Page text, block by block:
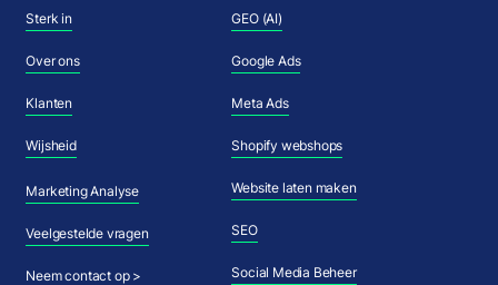
Sterk in
Over ons
Klanten
Wijsheid
Marketing Analyse
Veelgestelde vragen
Neem contact op >
GEO (AI)
Google Ads
Meta Ads
Shopify webshops
Website laten maken
SEO
Social Media Beheer